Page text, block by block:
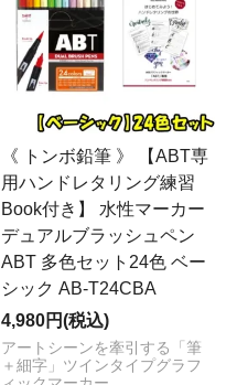
《 トンボ鉛筆 》 【ABT専
用ハンドレタリング練習
Book付き】 水性マーカー
デュアルブラッシュペン
ABT 多色セット24色 ベー
シック AB-T24CBA
4,980円(税込)
アートシーンを牽引する「筆
＋細字」ツインタイプグラフ